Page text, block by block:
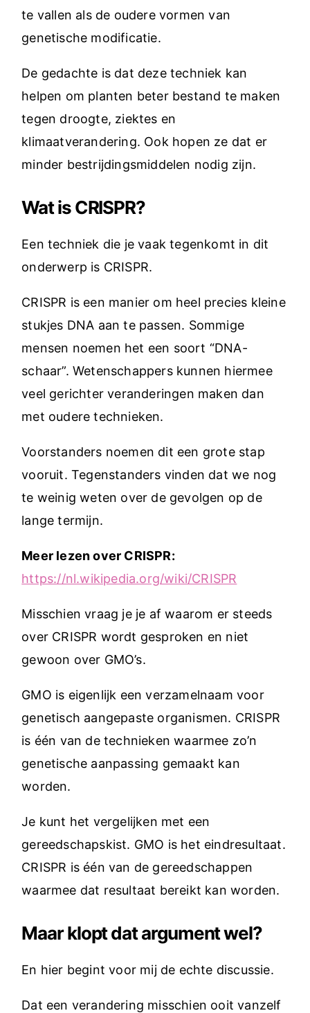
te vallen als de oudere vormen van
genetische modificatie.
De gedachte is dat deze techniek kan
helpen om planten beter bestand te maken
tegen droogte, ziektes en
klimaatverandering. Ook hopen ze dat er
minder bestrijdingsmiddelen nodig zijn.
Wat is CRISPR?
Een techniek die je vaak tegenkomt in dit
onderwerp is CRISPR.
CRISPR is een manier om heel precies kleine
stukjes DNA aan te passen. Sommige
mensen noemen het een soort “DNA-
schaar”. Wetenschappers kunnen hiermee
veel gerichter veranderingen maken dan
met oudere technieken.
Voorstanders noemen dit een grote stap
vooruit. Tegenstanders vinden dat we nog
te weinig weten over de gevolgen op de
lange termijn.
Meer lezen over CRISPR:
https://nl.wikipedia.org/wiki/CRISPR
Misschien vraag je je af waarom er steeds
over CRISPR wordt gesproken en niet
gewoon over GMO’s.
GMO is eigenlijk een verzamelnaam voor
genetisch aangepaste organismen. CRISPR
is één van de technieken waarmee zo’n
genetische aanpassing gemaakt kan
worden.
Je kunt het vergelijken met een
gereedschapskist. GMO is het eindresultaat.
CRISPR is één van de gereedschappen
waarmee dat resultaat bereikt kan worden.
Maar klopt dat argument wel?
En hier begint voor mij de echte discussie.
Dat een verandering misschien ooit vanzelf